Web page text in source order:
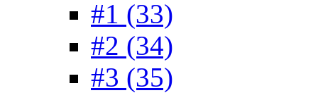
#1 (33)
#2 (34)
#3 (35)